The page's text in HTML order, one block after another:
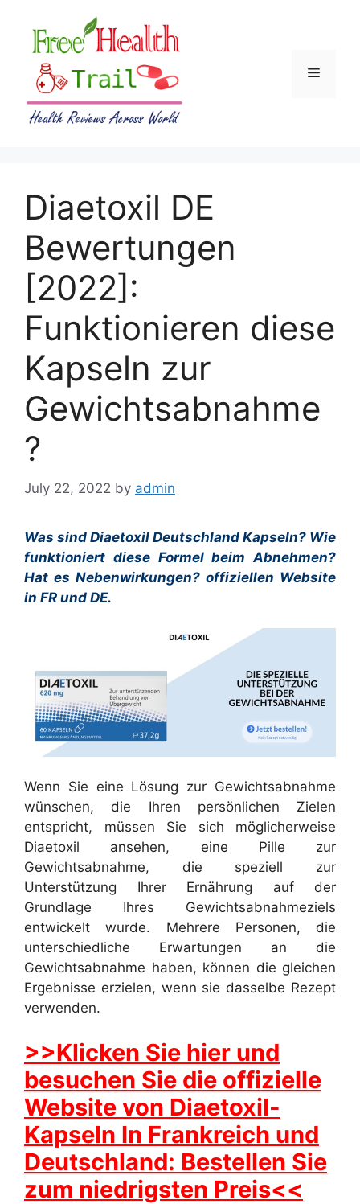
content
Menu
Diaetoxil DE
Bewertungen
[2022]:
Funktionieren diese
Kapseln zur
Gewichtsabnahme
?
July 22, 2022 by admin
Was sind Diaetoxil Deutschland Kapseln? Wie
funktioniert diese Formel beim Abnehmen?
Hat es Nebenwirkungen? offiziellen Website
in FR und DE.
Wenn Sie eine Lösung zur Gewichtsabnahme
wünschen, die Ihren persönlichen Zielen
entspricht, müssen Sie sich möglicherweise
Diaetoxil ansehen, eine Pille zur
Gewichtsabnahme, die speziell zur
Unterstützung Ihrer Ernährung auf der
Grundlage Ihres Gewichtsabnahmeziels
entwickelt wurde. Mehrere Personen, die
unterschiedliche Erwartungen an die
Gewichtsabnahme haben, können die gleichen
Ergebnisse erzielen, wenn sie dasselbe Rezept
verwenden.
>>Klicken Sie hier und
besuchen Sie die offizielle
Website von Diaetoxil-
Kapseln In Frankreich und
Deutschland: Bestellen Sie
zum niedrigsten Preis<<